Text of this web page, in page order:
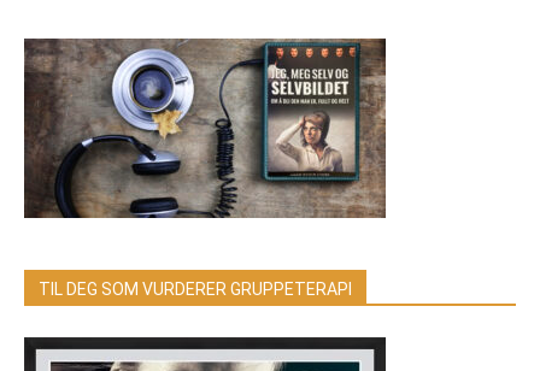
TIL DEG SOM VURDERER GRUPPETERAPI